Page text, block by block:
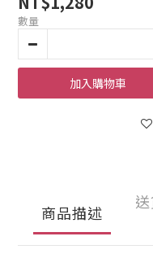
數量
加入購物車
商品描述